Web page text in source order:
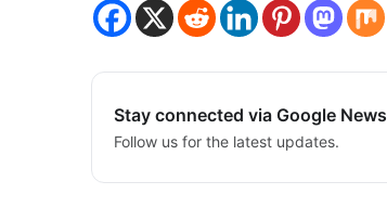
Stay connected via Google News
Follow us for the latest updates.